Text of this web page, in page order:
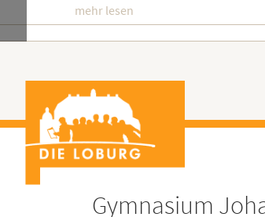
mehr lesen
Gymnasium